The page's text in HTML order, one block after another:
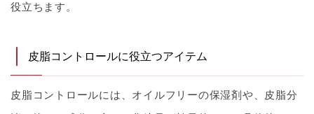
役立ちます。
皮脂コントロールに役立つアイテム
皮脂コントロールには、オイルフリーの保湿剤や、皮脂分